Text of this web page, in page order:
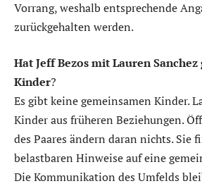
Vorrang, weshalb entsprechende
zurückgehalten werden.
Hat Jeff Bezos mit Lauren Sanchez
Kinder?
Es gibt keine gemeinsamen Kinder.
Kinder aus früheren Beziehungen.
des Paares ändern daran nichts. Sie
belastbaren Hinweise auf eine
Die Kommunikation des Umfelds